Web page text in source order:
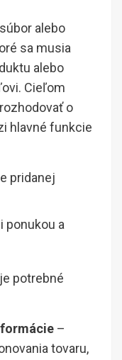
alebo
sa musia
alebo
Cieľom
o
hlavné funkcie
pridanej
ponukou a
potrebné
–
tovaru,